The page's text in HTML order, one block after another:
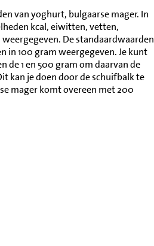
van yoghurt, bulgaarse mager. In
kcal, eiwitten, vetten,
De standaardwaarden
in 100 gram weergegeven. Je kunt
de 1 en 500 gram om daarvan de
kan je doen door de schuifbalk te
mager komt overeen met 200